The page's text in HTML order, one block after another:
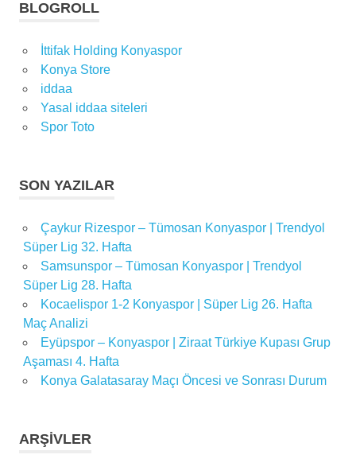
BLOGROLL
İttifak Holding Konyaspor
Konya Store
iddaa
Yasal iddaa siteleri
Spor Toto
SON YAZILAR
Çaykur Rizespor – Tümosan Konyaspor | Trendyol
Süper Lig 32. Hafta
Samsunspor – Tümosan Konyaspor | Trendyol
Süper Lig 28. Hafta
Kocaelispor 1-2 Konyaspor | Süper Lig 26. Hafta
Maç Analizi
Eyüpspor – Konyaspor | Ziraat Türkiye Kupası Grup
Aşaması 4. Hafta
Konya Galatasaray Maçı Öncesi ve Sonrası Durum
ARŞIVLER